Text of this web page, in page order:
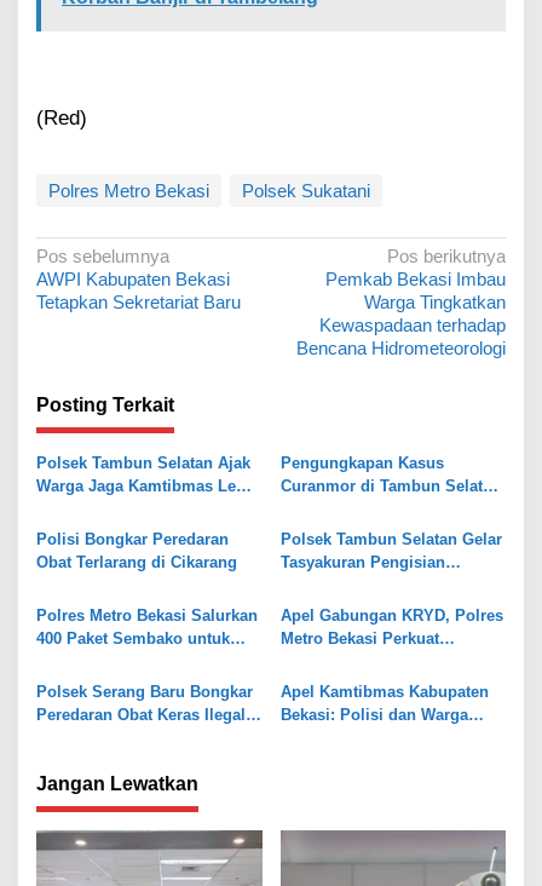
(Red)
Polres Metro Bekasi Polsek Sukatani
N
a
g
a
s
i
p
o
s
Pos sebelumnya
AWPI Kabupaten Bekasi
Tetapkan Sekretariat Baru
Pos berikutnya
Pemkab Bekasi Imbau
Warga Tingkatkan
Kewaspadaan terhadap
Bencana Hidrometeorologi
Posting Terkait
Polsek Tambun Selatan Ajak
Warga Jaga Kamtibmas Lewat
Pengungkapan Kasus
Curanmor di Tambun Selatan,
dan Puluhan Amunisi
Polisi Bongkar Peredaran
Obat Terlarang di Cikarang
Polsek Tambun Selatan Gelar
Tasyakuran Pengisian
Karangsatria
Polres Metro Bekasi Salurkan
400 Paket Sembako untuk
di Hari Kartini
Apel Gabungan KRYD, Polres
Metro Bekasi Perkuat
Polsek Serang Baru Bongkar
Peredaran Obat Keras Ilegal,
Apel Kamtibmas Kabupaten
Bekasi: Polisi dan Warga
Jangan Lewatkan